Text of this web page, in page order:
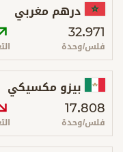
درهم مغربي
32.971
فلس/وحدة
بيزو مكسيكي
17.808
فلس/وحدة